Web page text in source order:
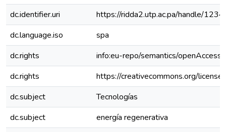
dc.identifier.uri
https://ridda2.utp.ac.pa/handle/
dc.language.iso
spa
dc.rights
info:eu-repo/semantics/openAccess
dc.rights
https://creativecommons.org/
dc.subject
Tecnologías
dc.subject
energía regenerativa